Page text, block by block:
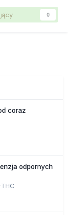
0
coraz
odpornych